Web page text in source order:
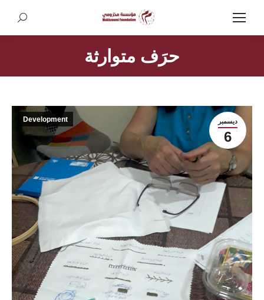
Search:
حرَف متوارثة
ديسمبر
6
Development